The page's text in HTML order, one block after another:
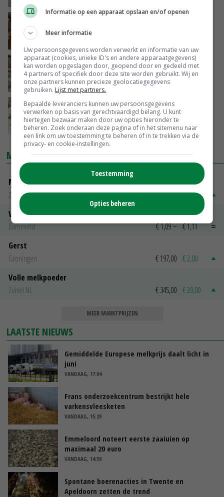
Gelderse groeistop terug naar tekentafel
30-11-2017
Grote verschillen geitensaldo
28-11-2017
MARKTPRIJZEN
Magere melkpoeder
Zuivel NL
€ 269,00 € 7,00
Vleeskuikens 2001-2600 gr
Barneveld
€ 1,09~ € 1,11
Gerst
Groningen
€ 197,00 € 2,00
Volle melkpoeder
Zuivel NL
€ 345,00 € 20,00
MEER MARKTPRIJZEN
LAATSTE NIEUWS
Gemiddelde Europese melkprijs daalt licht in
juni
VANDAAG, 17:04
Frans onderzoekcentrum bestrijkt hele
varkensvleesketen
VANDAAG, 15:29
Emmeloord noteert eerste zaaiuien op
maximaal 20 euro
VANDAAG, 14:59
Spontane boerenacties in Twente en
Apeldoorn zetten de trend
Informatie op een apparaat opslaan en/of openen
Meer informatie
Uw persoonsgegevens worden verwerkt en informatie van uw
apparaat (cookies, unieke ID's en andere apparaatgegevens)
kan worden opgeslagen door, geopend door en gedeeld met
4 partners of specifiek door deze site worden gebruikt. Wij en
onze partners kunnen precieze geolocatiegegevens
gebruiken. Lijst met partners.
Bepaalde leveranciers kunnen uw persoonsgegevens
verwerken op basis van gerechtvaardigd belang. U kunt
hiertegen bezwaar maken door uw opties hieronder te
beheren. Zoek onderaan deze pagina of in het sitemenu naar
een link om uw toestemming te beheren of in te trekken via de
privacy- en cookie-instellingen.
Toestemming
Opties beheren